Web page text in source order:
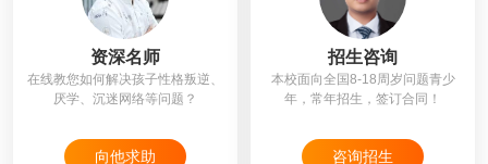
资深名师
在线教您如何解决孩子性格叛逆、
厌学、沉迷网络等问题？
向他求助
招生咨询
本校面向全国8-18周岁问题青少
年，常年招生，签订合同！
咨询招生